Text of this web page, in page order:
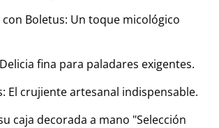
con Boletus: Un toque micológico
fina para paladares exigentes.
El crujiente artesanal indispensable.
caja decorada a mano "Selección